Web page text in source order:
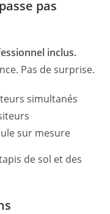
pas
inclus.
Pas de surprise.
simultanés
sur mesure
de sol et des